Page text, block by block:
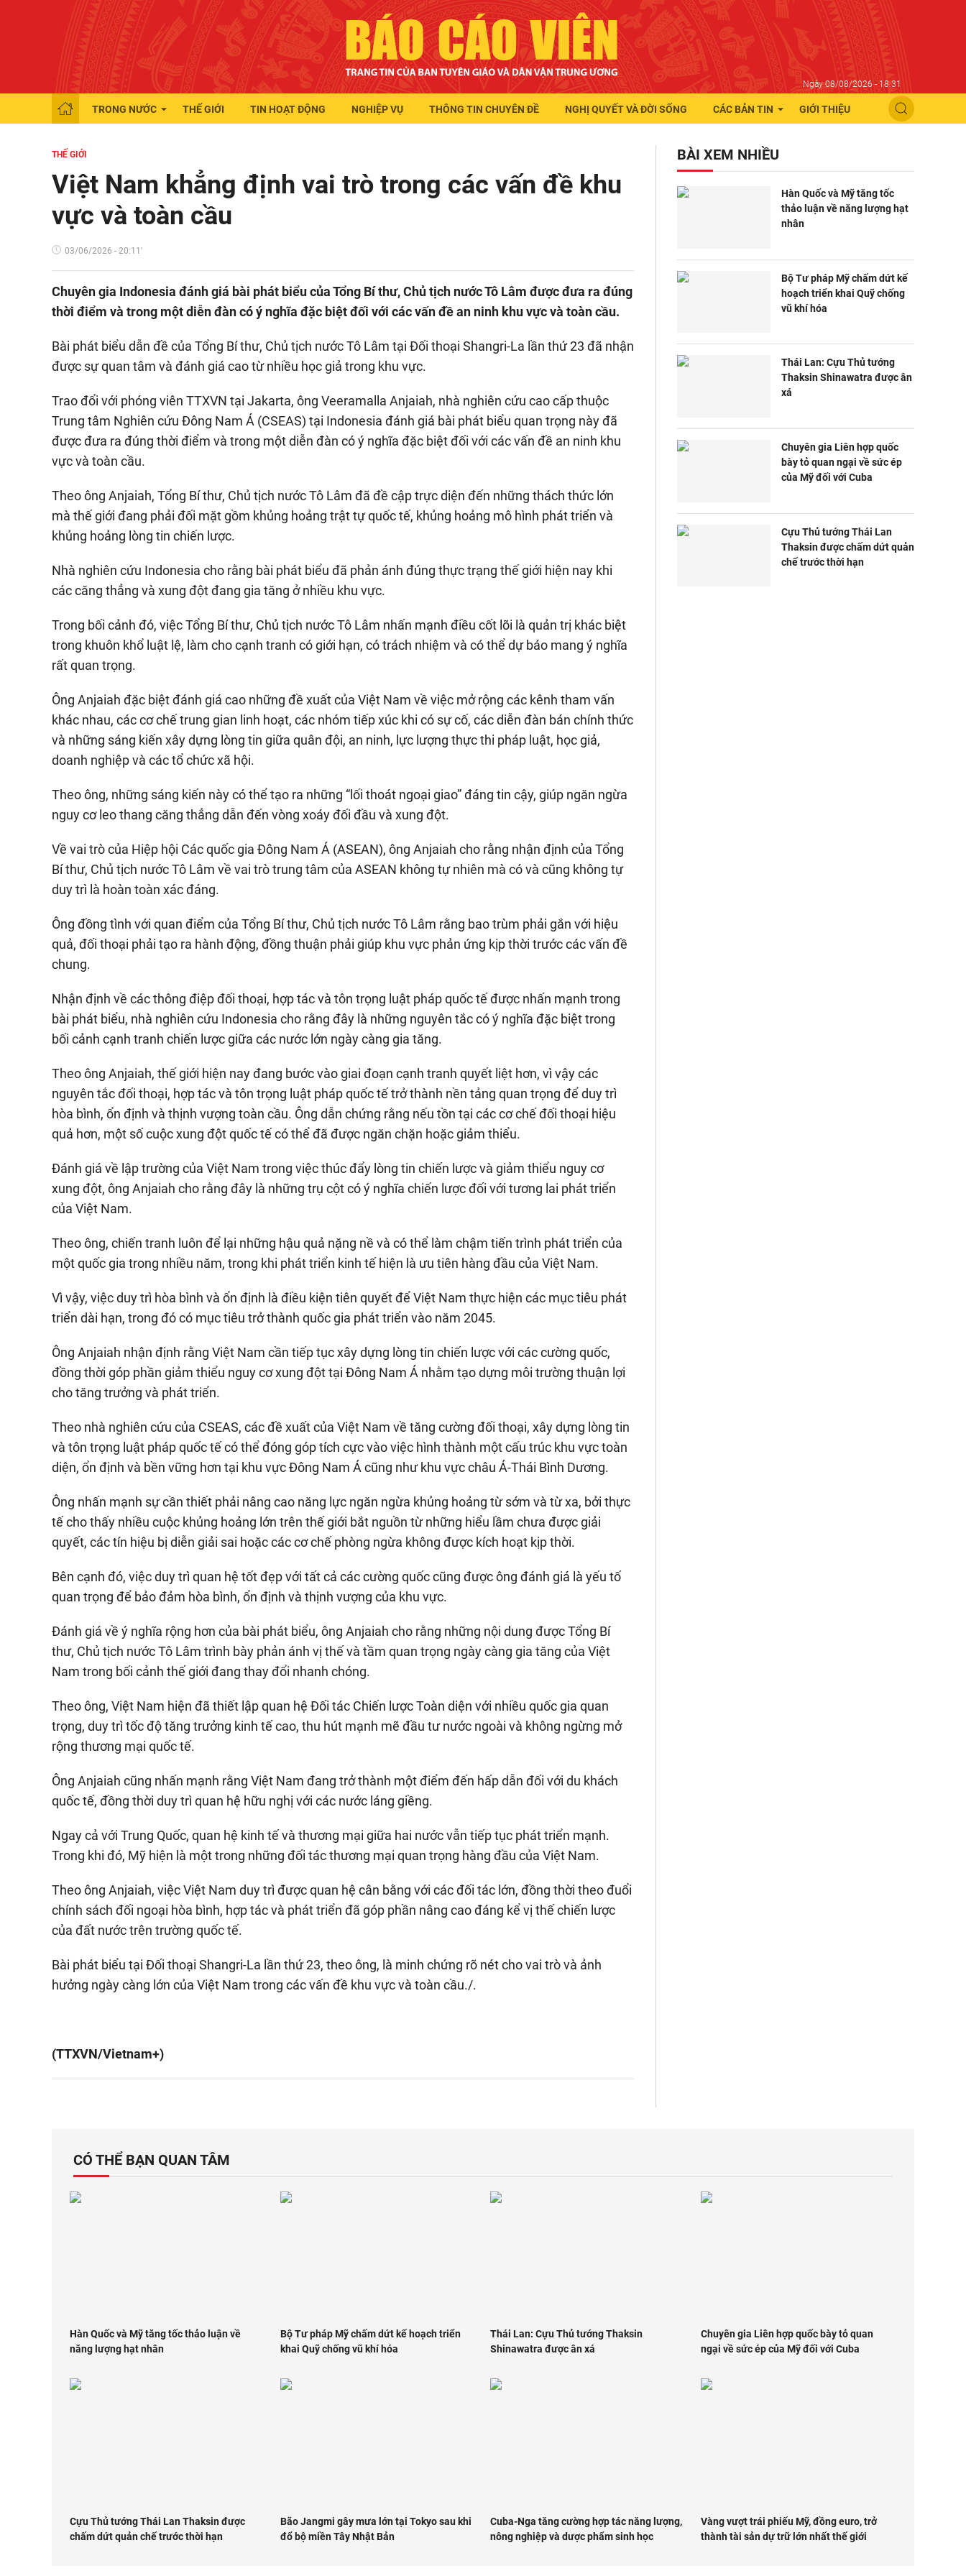
Ngày 08/08/2026 - 18:31
TRONG NƯỚC THẾ GIỚI TIN HOẠT ĐỘNG NGHIỆP VỤ THÔNG TIN CHUYÊN ĐỀ NGHỊ QUYẾT VÀ ĐỜI SỐNG CÁC BẢN TIN GIỚI THIỆU
THẾ GIỚI
Việt Nam khẳng định vai trò trong các vấn đề khu
vực và toàn cầu
03/06/2026 - 20:11'
Chuyên gia Indonesia đánh giá bài phát biểu của Tổng Bí thư, Chủ tịch nước Tô Lâm được đưa ra đúng
thời điểm và trong một diễn đàn có ý nghĩa đặc biệt đối với các vấn đề an ninh khu vực và toàn cầu.
Bài phát biểu dẫn đề của Tổng Bí thư, Chủ tịch nước Tô Lâm tại Đối thoại Shangri-La lần thứ 23 đã nhận
được sự quan tâm và đánh giá cao từ nhiều học giả trong khu vực.
Trao đổi với phóng viên TTXVN tại Jakarta, ông Veeramalla Anjaiah, nhà nghiên cứu cao cấp thuộc
Trung tâm Nghiên cứu Đông Nam Á (CSEAS) tại Indonesia đánh giá bài phát biểu quan trọng này đã
được đưa ra đúng thời điểm và trong một diễn đàn có ý nghĩa đặc biệt đối với các vấn đề an ninh khu
vực và toàn cầu.
Theo ông Anjaiah, Tổng Bí thư, Chủ tịch nước Tô Lâm đã đề cập trực diện đến những thách thức lớn
mà thế giới đang phải đối mặt gồm khủng hoảng trật tự quốc tế, khủng hoảng mô hình phát triển và
khủng hoảng lòng tin chiến lược.
Nhà nghiên cứu Indonesia cho rằng bài phát biểu đã phản ánh đúng thực trạng thế giới hiện nay khi
các căng thẳng và xung đột đang gia tăng ở nhiều khu vực.
Trong bối cảnh đó, việc Tổng Bí thư, Chủ tịch nước Tô Lâm nhấn mạnh điều cốt lõi là quản trị khác biệt
trong khuôn khổ luật lệ, làm cho cạnh tranh có giới hạn, có trách nhiệm và có thể dự báo mang ý nghĩa
rất quan trọng.
Ông Anjaiah đặc biệt đánh giá cao những đề xuất của Việt Nam về việc mở rộng các kênh tham vấn
khác nhau, các cơ chế trung gian linh hoạt, các nhóm tiếp xúc khi có sự cố, các diễn đàn bán chính thức
và những sáng kiến xây dựng lòng tin giữa quân đội, an ninh, lực lượng thực thi pháp luật, học giả,
doanh nghiệp và các tổ chức xã hội.
Theo ông, những sáng kiến này có thể tạo ra những “lối thoát ngoại giao” đáng tin cậy, giúp ngăn ngừa
nguy cơ leo thang căng thẳng dẫn đến vòng xoáy đối đầu và xung đột.
Về vai trò của Hiệp hội Các quốc gia Đông Nam Á (ASEAN), ông Anjaiah cho rằng nhận định của Tổng
Bí thư, Chủ tịch nước Tô Lâm về vai trò trung tâm của ASEAN không tự nhiên mà có và cũng không tự
duy trì là hoàn toàn xác đáng.
Ông đồng tình với quan điểm của Tổng Bí thư, Chủ tịch nước Tô Lâm rằng bao trùm phải gắn với hiệu
quả, đối thoại phải tạo ra hành động, đồng thuận phải giúp khu vực phản ứng kịp thời trước các vấn đề
chung.
Nhận định về các thông điệp đối thoại, hợp tác và tôn trọng luật pháp quốc tế được nhấn mạnh trong
bài phát biểu, nhà nghiên cứu Indonesia cho rằng đây là những nguyên tắc có ý nghĩa đặc biệt trong
bối cảnh cạnh tranh chiến lược giữa các nước lớn ngày càng gia tăng.
Theo ông Anjaiah, thế giới hiện nay đang bước vào giai đoạn cạnh tranh quyết liệt hơn, vì vậy các
nguyên tắc đối thoại, hợp tác và tôn trọng luật pháp quốc tế trở thành nền tảng quan trọng để duy trì
hòa bình, ổn định và thịnh vượng toàn cầu. Ông dẫn chứng rằng nếu tồn tại các cơ chế đối thoại hiệu
quả hơn, một số cuộc xung đột quốc tế có thể đã được ngăn chặn hoặc giảm thiểu.
Đánh giá về lập trường của Việt Nam trong việc thúc đẩy lòng tin chiến lược và giảm thiểu nguy cơ
xung đột, ông Anjaiah cho rằng đây là những trụ cột có ý nghĩa chiến lược đối với tương lai phát triển
của Việt Nam.
Theo ông, chiến tranh luôn để lại những hậu quả nặng nề và có thể làm chậm tiến trình phát triển của
một quốc gia trong nhiều năm, trong khi phát triển kinh tế hiện là ưu tiên hàng đầu của Việt Nam.
Vì vậy, việc duy trì hòa bình và ổn định là điều kiện tiên quyết để Việt Nam thực hiện các mục tiêu phát
triển dài hạn, trong đó có mục tiêu trở thành quốc gia phát triển vào năm 2045.
Ông Anjaiah nhận định rằng Việt Nam cần tiếp tục xây dựng lòng tin chiến lược với các cường quốc,
đồng thời góp phần giảm thiểu nguy cơ xung đột tại Đông Nam Á nhằm tạo dựng môi trường thuận lợi
cho tăng trưởng và phát triển.
Theo nhà nghiên cứu của CSEAS, các đề xuất của Việt Nam về tăng cường đối thoại, xây dựng lòng tin
và tôn trọng luật pháp quốc tế có thể đóng góp tích cực vào việc hình thành một cấu trúc khu vực toàn
diện, ổn định và bền vững hơn tại khu vực Đông Nam Á cũng như khu vực châu Á-Thái Bình Dương.
Ông nhấn mạnh sự cần thiết phải nâng cao năng lực ngăn ngừa khủng hoảng từ sớm và từ xa, bởi thực
tế cho thấy nhiều cuộc khủng hoảng lớn trên thế giới bắt nguồn từ những hiểu lầm chưa được giải
quyết, các tín hiệu bị diễn giải sai hoặc các cơ chế phòng ngừa không được kích hoạt kịp thời.
Bên cạnh đó, việc duy trì quan hệ tốt đẹp với tất cả các cường quốc cũng được ông đánh giá là yếu tố
quan trọng để bảo đảm hòa bình, ổn định và thịnh vượng của khu vực.
Đánh giá về ý nghĩa rộng hơn của bài phát biểu, ông Anjaiah cho rằng những nội dung được Tổng Bí
thư, Chủ tịch nước Tô Lâm trình bày phản ánh vị thế và tầm quan trọng ngày càng gia tăng của Việt
Nam trong bối cảnh thế giới đang thay đổi nhanh chóng.
Theo ông, Việt Nam hiện đã thiết lập quan hệ Đối tác Chiến lược Toàn diện với nhiều quốc gia quan
trọng, duy trì tốc độ tăng trưởng kinh tế cao, thu hút mạnh mẽ đầu tư nước ngoài và không ngừng mở
rộng thương mại quốc tế.
Ông Anjaiah cũng nhấn mạnh rằng Việt Nam đang trở thành một điểm đến hấp dẫn đối với du khách
quốc tế, đồng thời duy trì quan hệ hữu nghị với các nước láng giềng.
Ngay cả với Trung Quốc, quan hệ kinh tế và thương mại giữa hai nước vẫn tiếp tục phát triển mạnh.
Trong khi đó, Mỹ hiện là một trong những đối tác thương mại quan trọng hàng đầu của Việt Nam.
Theo ông Anjaiah, việc Việt Nam duy trì được quan hệ cân bằng với các đối tác lớn, đồng thời theo đuổi
chính sách đối ngoại hòa bình, hợp tác và phát triển đã góp phần nâng cao đáng kể vị thế chiến lược
của đất nước trên trường quốc tế.
Bài phát biểu tại Đối thoại Shangri-La lần thứ 23, theo ông, là minh chứng rõ nét cho vai trò và ảnh
hưởng ngày càng lớn của Việt Nam trong các vấn đề khu vực và toàn cầu./.
(TTXVN/Vietnam+)
BÀI XEM NHIỀU
Hàn Quốc và Mỹ tăng tốc
thảo luận về năng lượng hạt
nhân
Bộ Tư pháp Mỹ chấm dứt kế
hoạch triển khai Quỹ chống
vũ khí hóa
Thái Lan: Cựu Thủ tướng
Thaksin Shinawatra được ân
xá
Chuyên gia Liên hợp quốc
bày tỏ quan ngại về sức ép
của Mỹ đối với Cuba
Cựu Thủ tướng Thái Lan
Thaksin được chấm dứt quản
chế trước thời hạn
CÓ THỂ BẠN QUAN TÂM
Hàn Quốc và Mỹ tăng tốc thảo luận về
năng lượng hạt nhân
Bộ Tư pháp Mỹ chấm dứt kế hoạch triển
khai Quỹ chống vũ khí hóa
Thái Lan: Cựu Thủ tướng Thaksin
Shinawatra được ân xá
Chuyên gia Liên hợp quốc bày tỏ quan
ngại về sức ép của Mỹ đối với Cuba
Cựu Thủ tướng Thái Lan Thaksin được
chấm dứt quản chế trước thời hạn
Bão Jangmi gây mưa lớn tại Tokyo sau khi
đổ bộ miền Tây Nhật Bản
Cuba-Nga tăng cường hợp tác năng lượng,
nông nghiệp và dược phẩm sinh học
Vàng vượt trái phiếu Mỹ, đồng euro, trở
thành tài sản dự trữ lớn nhất thế giới